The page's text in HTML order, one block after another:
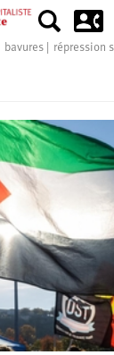
bavures répression